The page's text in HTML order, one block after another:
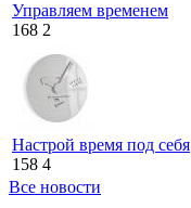
Управляем временем
168 2
Настрой время под себя
158 4
Все новости